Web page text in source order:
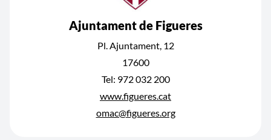
Ajuntament de Figueres
Pl. Ajuntament, 12
17600
Tel: 972 032 200
www.figueres.cat
omac@figueres.org